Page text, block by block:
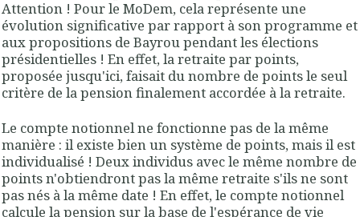
Attention ! Pour le MoDem, cela représente une
évolution significative par rapport à son programme et
aux propositions de Bayrou pendant les élections
présidentielles ! En effet, la retraite par points,
proposée jusqu'ici, faisait du nombre de points le seul
critère de la pension finalement accordée à la retraite.
Le compte notionnel ne fonctionne pas de la même
manière : il existe bien un système de points, mais il est
individualisé ! Deux individus avec le même nombre de
points n'obtiendront pas la même retraite s'ils ne sont
pas nés à la même date ! En effet, le compte notionnel
calcule la pension sur la base de l'espérance de vie